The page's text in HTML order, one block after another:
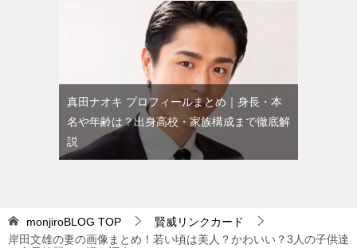
真田ナオキ プロフィールまとめ｜身長・本
名や年齢は？出身高校・家族構成まで徹底解
説
monjiroBLOG TOP
賢威リンクカード
岸田文雄の妻の画像まとめ！若い頃は美人？かわいい？3人の子供達